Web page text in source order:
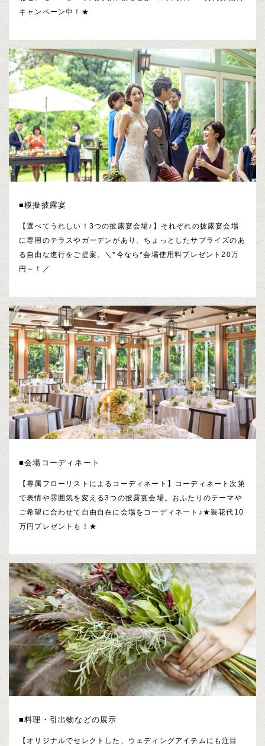
キャンペーン中！★
■模擬披露宴
【選べてうれしい！3つの披露宴会場♪】それぞれの披露宴会場
に専用のテラスやガーデンがあり、ちょっとしたサプライズのあ
る自由な進行をご提案。＼*今なら*会場使用料プレゼント20万
円～！／
■会場コーディネート
【専属フローリストによるコーディネート】コーディネート次第
で表情や雰囲気を変える3つの披露宴会場。おふたりのテーマや
ご希望に合わせて自由自在に会場をコーディネート♪★装花代10
万円プレゼントも！★
■料理・引出物などの展示
【オリジナルでセレクトした、ウェディングアイテムにも注目